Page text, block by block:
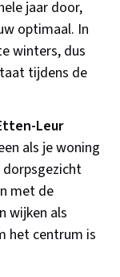
jaar door,
optimaal. In
winters, dus
tijdens de
Leur
als je woning
met de
wijken als
het centrum is